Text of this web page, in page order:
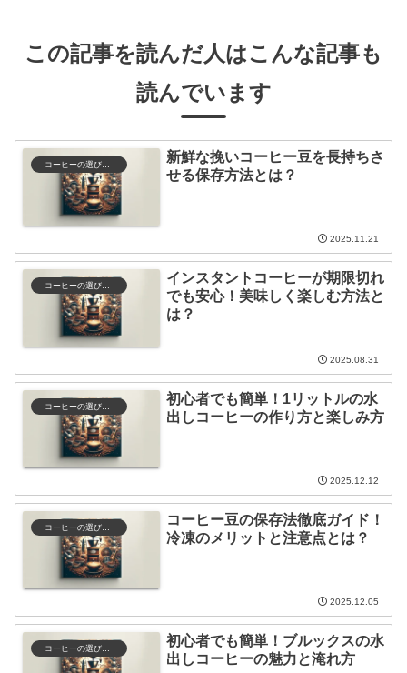
この記事を読んだ人はこんな記事も
読んでいます
コーヒーの選び方と保存
新鮮な挽いコーヒー豆を長持ちさ
せる保存方法とは？
2025.11.21
コーヒーの選び方と保存
インスタントコーヒーが期限切れ
でも安心！美味しく楽しむ方法と
は？
2025.08.31
コーヒーの選び方と保存
初心者でも簡単！1リットルの水
出しコーヒーの作り方と楽しみ方
2025.12.12
コーヒーの選び方と保存
コーヒー豆の保存法徹底ガイド！
冷凍のメリットと注意点とは？
2025.12.05
コーヒーの選び方と保存
初心者でも簡単！ブルックスの水
出しコーヒーの魅力と淹れ方